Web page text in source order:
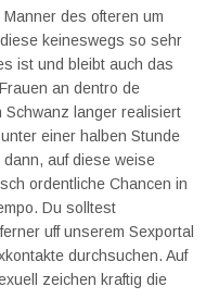
des ofteren um
keineswegs so sehr
ist und bleibt auch das
an dentro de
Schwanz langer realisiert
einer halben Stunde
auf diese weise
ordentliche Chancen in
Du solltest
uff unserem Sexportal
durchsuchen. Auf
zeichen kraftig die